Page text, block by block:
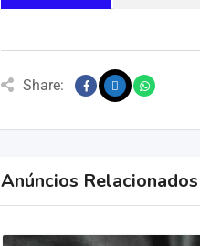
Share:
Anúncios Relacionados